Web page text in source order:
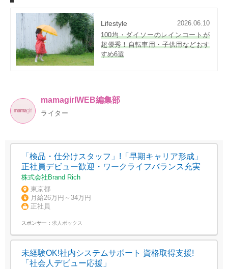
Lifestyle
2026.06.10
100均・ダイソーのレインコートが
超優秀！自転車用・子供用などおす
すめ6選
mamagirlWEB編集部
ライター
「検品・仕分けスタッフ」!「早期キャリア形成」
正社員デビュー歓迎・ワークライフバランス充実
株式会社Brand Rich
東京都
月給26万円～34万円
正社員
スポンサー： 求人ボックス
未経験OK!社内システムサポート 資格取得支援!
「社会人デビュー応援」